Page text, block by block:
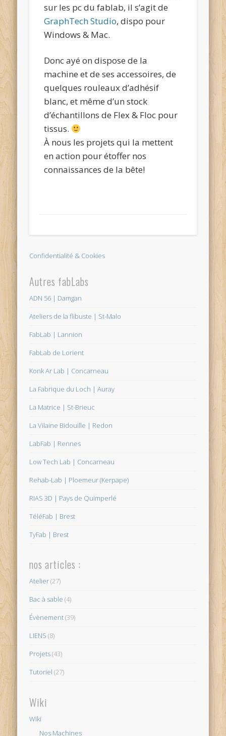
sur les pc du fablab, il s’agit de
GraphTech Studio, dispo pour
Windows & Mac.
Donc ayé on dispose de la
machine et de ses accessoires, de
quelques rouleaux d’adhésif
blanc, et même d’un stock
d’échantillons de Flex & Floc pour
tissus.
À nous les projets qui la mettent
en action pour étoffer nos
connaissances de la bête!
Confidentialité & Cookies
Autres fabLabs
ADN 56 | Damgan
Ateliers de la flibuste | St-Malo
FabLab | Lannion
FabLab de Lorient
Konk Ar Lab | Concarneau
La Fabrique du Loch | Auray
La Matrice | St-Brieuc
La Vilaine Bidouille | Redon
LabFab | Rennes
Low Tech Lab | Concarneau
Rehab-Lab | Ploemeur (Kerpape)
RIAS 3D | Pays de Quimperlé
TéléFab | Brest
TyFab | Brest
nos articles :
Atelier(27)
Bac à sable (4)
Évènement(39)
LIENS (8)
Projets(43)
Tutoriel (27)
Wiki
Wiki
Nos Machines